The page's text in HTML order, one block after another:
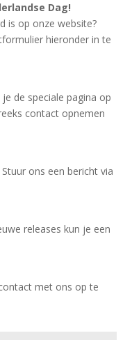
Dag!
is op onze website?
hieronder in te
de speciale pagina op
contact opnemen
ons een bericht via
releases kun je een
met ons op te